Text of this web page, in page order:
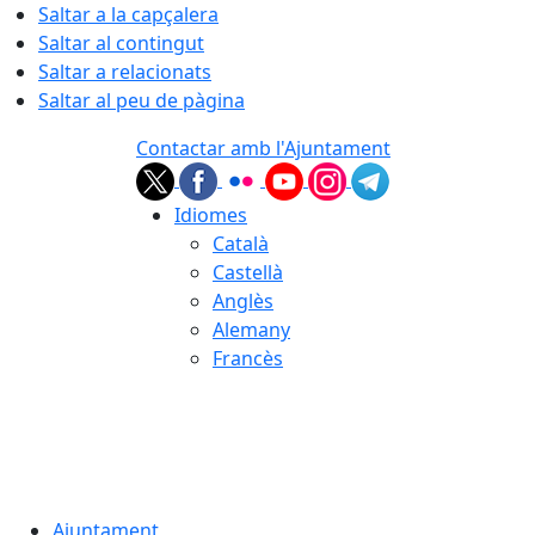
Saltar a la capçalera
Saltar al contingut
Saltar a relacionats
Saltar al peu de pàgina
Contactar amb l'Ajuntament
Idiomes
Català
Castellà
Anglès
Alemany
Francès